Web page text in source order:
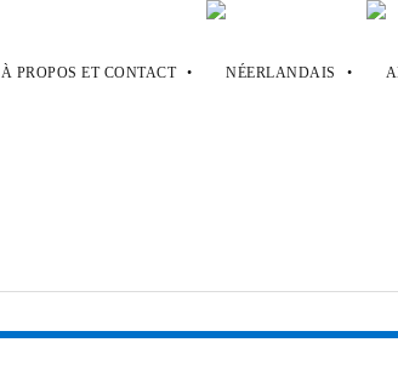
À PROPOS ET CONTACT